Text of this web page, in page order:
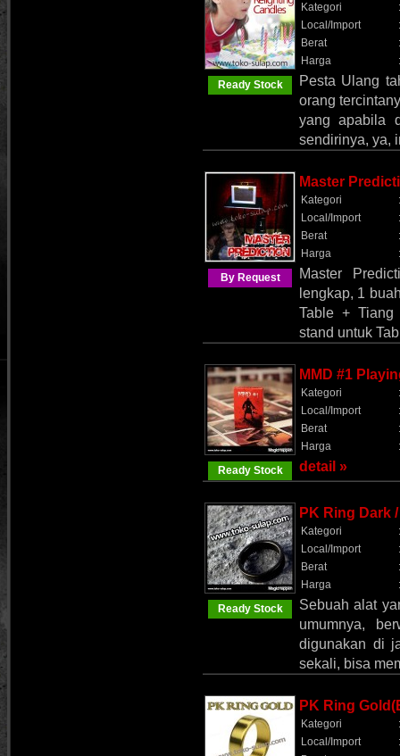
Ready Stock
Kategori
:
Local/Import
:
Berat
:
Harga
:
Pesta Ulang
orang
yang apabila
sendirinya, ya,
By Request
Master
Kategori
:
Local/Import
:
Berat
:
Harga
:
Master
lengkap, 1
Table + Tiang
stand untuk
Ready Stock
MMD #1
Kategori
:
Local/Import
:
Berat
:
Harga
:
detail »
Ready Stock
PK Ring Dark
Kategori
:
Local/Import
:
Berat
:
Harga
:
Sebuah alat
umumnya,
digunakan di
sekali, bisa
PK Ring
Kategori
:
Local/Import
: